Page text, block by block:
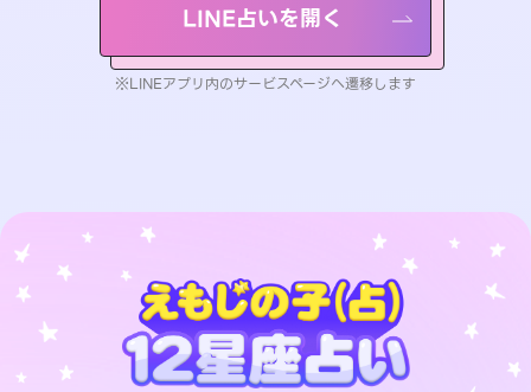
LINE占いを開く
※LINEアプリ内のサービスページへ遷移します